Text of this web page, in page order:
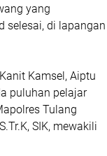
yang
selesai, di lapangan
Kamsel, Aiptu
puluhan pelajar
Tulang
SIK, mewakili